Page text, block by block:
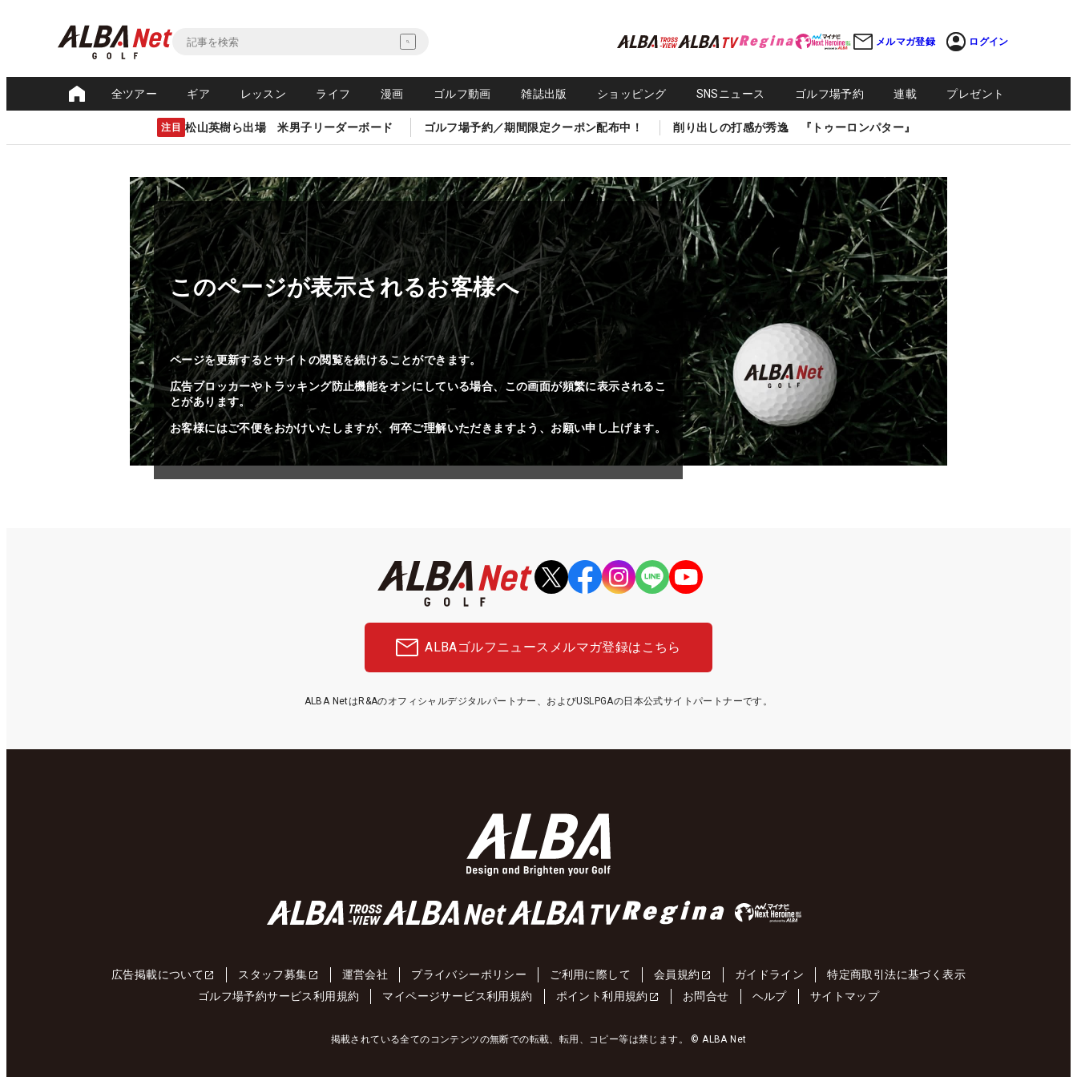
メルマガ登録 ログイン
全ツアー ギア レッスン ライフ 漫画 ゴルフ動画 雑誌出版 ショッピング SNSニュース ゴルフ場予約 連載 プレゼント
注目 松山英樹ら出場 米男子リーダーボード ゴルフ場予約／期間限定クーポン配布中！ 削り出しの打感が秀逸 『トゥーロンパター』
このページが表示されるお客様へ
ページを更新するとサイトの閲覧を続けることができます。
広告ブロッカーやトラッキング防止機能をオンにしている場合、この画面が頻繁に表示されるこ
とがあります。
お客様にはご不便をおかけいたしますが、何卒ご理解いただきますよう、お願い申し上げます。
ALBAゴルフニュース メルマガ登録はこちら
ALBA NetはR&Aのオフィシャルデジタルパートナー、およびUSLPGAの日本公式サイトパートナーです。
広告掲載について スタッフ募集 運営会社 プライバシーポリシー ご利用に際して 会員規約 ガイドライン
特定商取引法に基づく表示
ゴルフ場予約サービス利用規約
マイページサービス利用規約 ポイント利用規約 お問合せ ヘルプ サイトマップ
掲載されている全てのコンテンツの無断での転載、転用、コピー等は禁じます。 © ALBA Net